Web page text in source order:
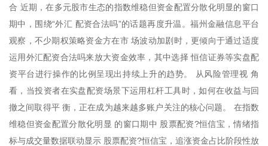
合 近期，在多元股市生态的指数维稳但资金配置分散化明显的窗口
期中，围绕“外汇 配资合法吗”的话题再度升温。福州金融信息平台
观察，不少期权策略资金方在市 场波动加剧时，更倾向于通过适度
运用外汇配资合法吗来放大资金效率，其中选择 恒信证券等实盘配
资平台进行操作的比例呈现出持续上升的趋势。 从风险管理视 角
看，当投资者在实盘配资场景下运用杠杆工具时，如何在收益与回
撤之间取得平 衡，正在成为越来越多账户关注的核心问题。 在指数
维稳但资金配置分散化明显 的窗口期中 股票配资?恒信宝，情绪指
标与成交量数据联动显示 股票配资?恒信宝，追涨资金占比阶段性放